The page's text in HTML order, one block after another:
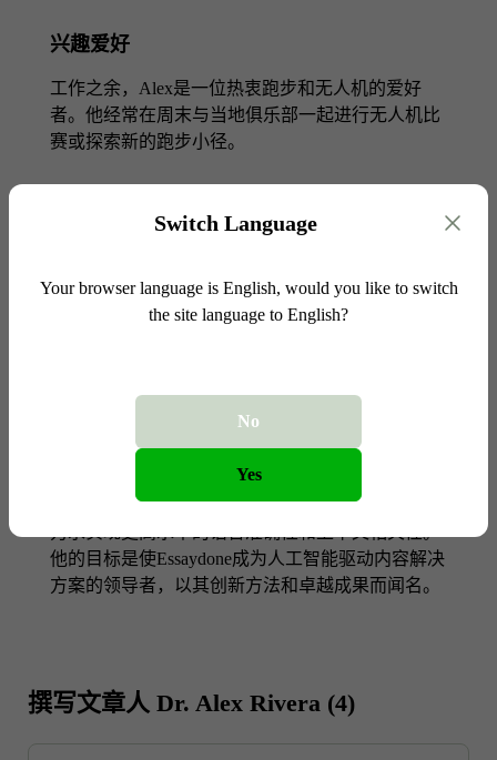
兴趣爱好
工作之余，Alex是一位热衷跑步和无人机的爱好
者。他经常在周末与当地俱乐部一起进行无人机比
赛或探索新的跑步小径。
在Essaydone的角色
心技术的开发和优化。他领导着一支由工程师和研
究人员组成的团队，专注于增强人工智能生成内容
Alex致力于推动人工智能在内容创作领域的边界，
他的目标是使Essaydone成为人工智能驱动内容解决
方案的领导者，以其创新方法和卓越成果而闻名。
撰写文章人 Dr. Alex Rivera (4)
Switch Language
Your browser language is English, would you like to switch
the site language to English?
No
Yes